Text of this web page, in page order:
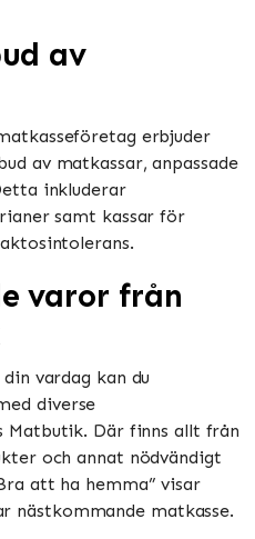
av
erbjuder
av matkassar, anpassade
inkluderar
samt kassar för
varor från
vardag kan du
diverse
Matbutik. Där finns allt från
och annat nödvändigt
att ha hemma” visar
nästkommande matkasse.